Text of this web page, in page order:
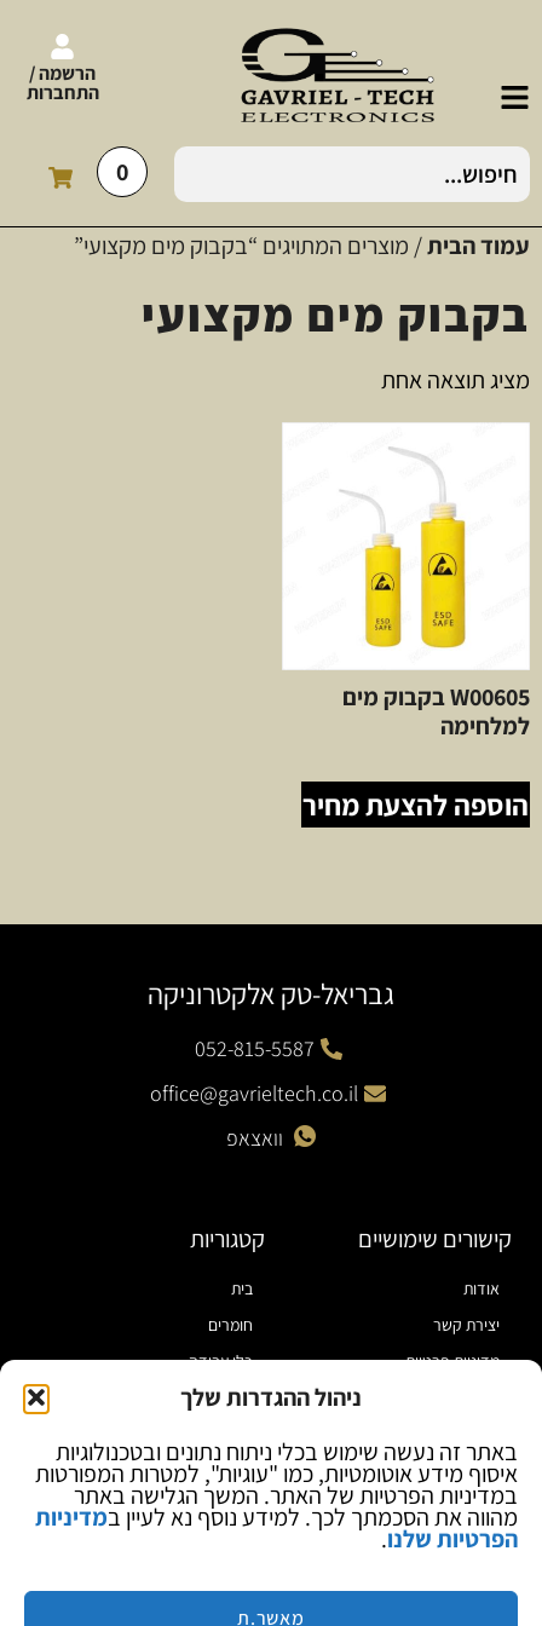
ניהול ההגדרות שלך
באתר זה נעשה שימוש בכלי ניתוח נתונים ובטכנולוגיות
איסוף מידע אוטומטיות, כמו "עוגיות", למטרות המפורטות
במדיניות הפרטיות של האתר. המשך הגלישה באתר
מהווה את הסכמתך לכך. למידע נוסף נא לעיין במדיניות
הפרטיות שלנו.
מאשר.ת
הרשמה /
התחברות
0
עמוד הבית/ מוצרים המתויגים “בקבוק מים מקצועי”
בקבוק מים מקצועי
מציג תוצאה אחת
W00605 בקבוק מים
למלחימה
הוספה להצעת מחיר
גבריאל-טק אלקטרוניקה
052-815-5587
office@gavrieltech.co.il
וואצאפ
קישורים שימושיים
אודות
יצירת קשר
מדיניות פרטיות
בלוג
קטגוריות
בית
חומרים
כלי עבודה
מוצרי הלחמה
ספקי כח ומודדים
ציוד אופטי להגדלה
מותגים